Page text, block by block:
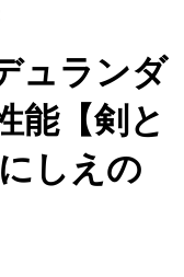
ュランダ
能【剣と
しえの